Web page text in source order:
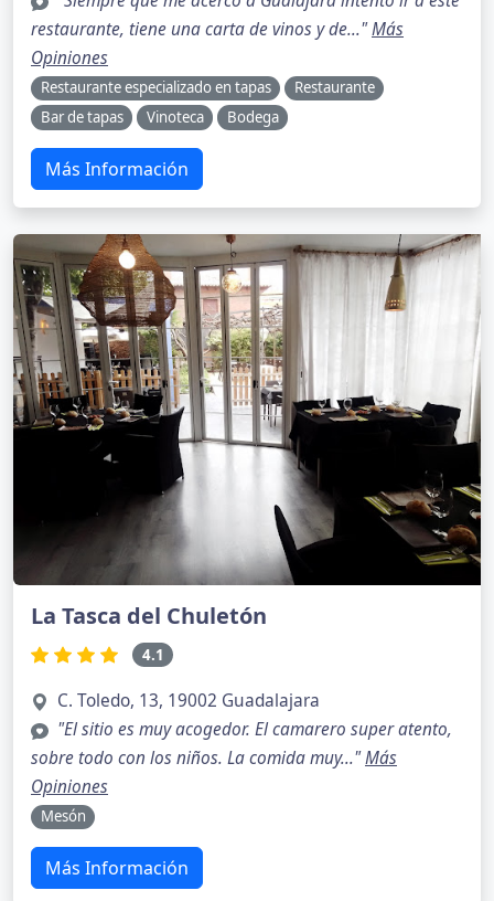
restaurante, tiene una carta de vinos y de..."Más
Opiniones
Restaurante especializado en tapas
Restaurante
Bar de tapas
Vinoteca Bodega
Más Información
La Tasca del Chuletón
4.1
C. Toledo, 13, 19002 Guadalajara
"El sitio es muy acogedor. El camarero super atento,
sobre todo con los niños. La comida muy..."Más
Opiniones
Mesón
Más Información